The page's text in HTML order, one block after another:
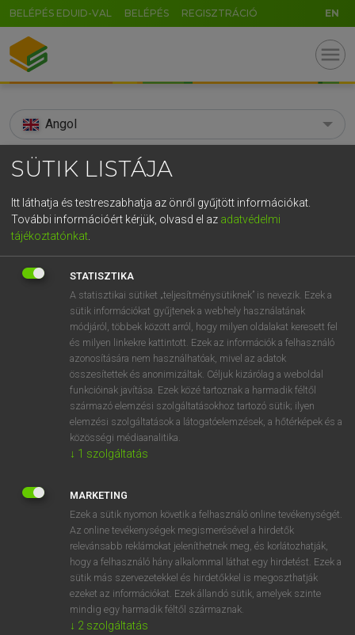
BELÉPÉS EDUID-VAL BELÉPÉS REGISZTRÁCIÓ EN
menu
Angol
search
KERESÉS
TALÁLATOK
administratrix
Díjmentes angol szótár arrow_forward_ios
administratrix fn gondnoknő
⚲ administratrixkeresése szótárainkban
DÍJMENTES ANGOL SZÓTÁR
administer
administration
administrative
administrator
SÜTIK LISTÁJA
Itt láthatja és testreszabhatja az önről gyűjtött információkat.
További információért kérjük, olvasd el az adatvédelmi
tájékoztatónkat
STATISZTIKA
A statisztikai sütiket „teljesítménysütiknek” is nevezik. Ezek a
sütik információkat gyűjtenek a webhely használatának
módjáról, többek között arról, hogy milyen oldalakat keresett fel
és milyen linkekre kattintott. Ezek az információk a felhasználó
azonosítására nem használhatóak, mivel az adatok
összesítettek és anonimizáltak. Céljuk kizárólag a weboldal
funkcióinak javítása. Ezek közé tartoznak a harmadik féltől
származó elemzési szolgáltatásokhoz tartozó sütik; ilyen
elemzési szolgáltatások a látogatóelemzések, a hőtérképek és a
közösségi médiaanalitika.
↓ 1 szolgáltatás
MARKETING
Ezek a sütik nyomon követik a felhasználó online tevékenységét.
Az online tevékenységek megismerésével a hirdetők
relevánsabb reklámokat jeleníthetnek meg, és korlátozhatják,
hogy a felhasználó hány alkalommal láthat egy hirdetést. Ezek a
sütik más szervezetekkel és hirdetőkkel is megoszthatják
ezeket az információkat. Ezek állandó sütik, amelyek szinte
mindig egy harmadik féltől származnak.
↓ 2 szolgáltatás
5 6 7 8 9 ö ü ó
j k
n m , . - AltGr